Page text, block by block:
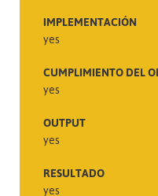
IMPLEMENTACIÓN
yes
CUMPLIMIENTO DEL
yes
OUTPUT
yes
RESULTADO
yes